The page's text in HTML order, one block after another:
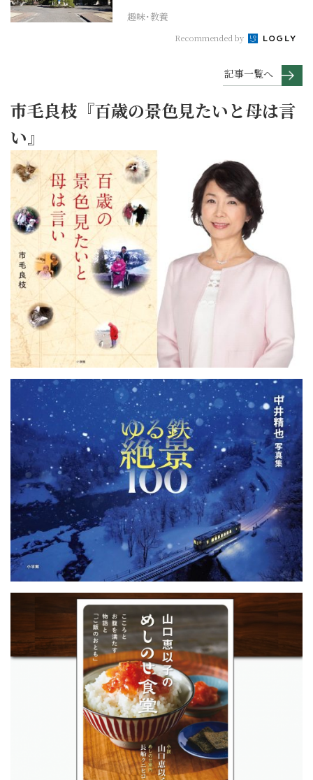
趣味･教養
Recommended by
記事一覧へ
市毛良枝『百歳の景色見たいと母は言
い』